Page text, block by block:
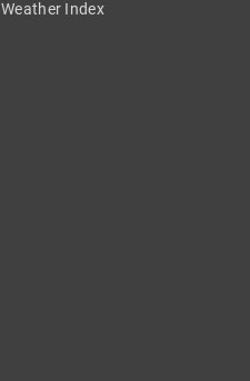
Weather Index